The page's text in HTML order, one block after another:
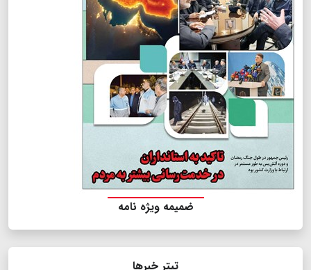
ضمیمه ویژه نامه
تیتر خبرها